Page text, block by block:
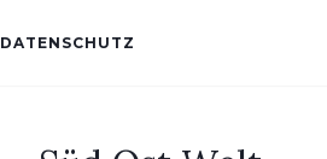
DATENSCHUTZ